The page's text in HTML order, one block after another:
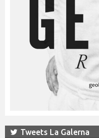
Tweets La Galerna